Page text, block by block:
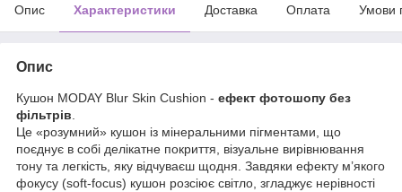
Опис Характеристики Доставка Оплата Умови
Опис
Кушон MODAY Blur Skin Cushion - ефект фотошопу без
фільтрів
Це «розумний» кушон із мінеральними пігментами, що
поєднує в собі делікатне покриття, візуальне вирівнювання
тону та легкість, яку відчуваєш щодня. Завдяки ефекту м’якого
фокусу (soft-focus) кушон розсіює світло, згладжує нерівності